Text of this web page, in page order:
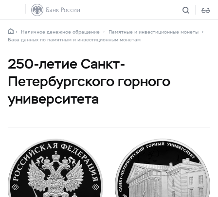
Наличное денежное обращение
Памятные и инвестиционные монеты
База данных по памятным и инвестиционным монетам
250-летие Санкт-
Петербургского горного
университета